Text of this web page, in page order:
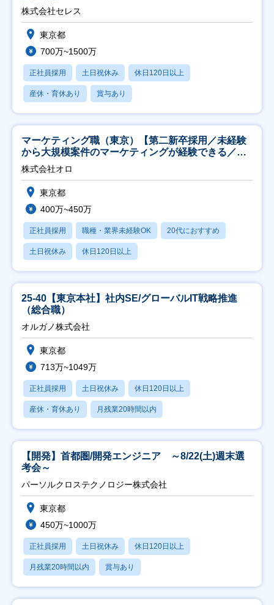
株式会社セレス
東京都
700万~1500万
正社員採用 土日祝休み 休日120日以上
産休・育休あり 賞与あり
マーケティング職（東京）【第二新卒採用／未経験
から大規模案件のマーケティングが経験できる／研
修充実】
株式会社オロ
東京都
400万~450万
正社員採用 職種・業界未経験OK 20代におすすめ
土日祝休み 休日120日以上
25-40【東京本社】社内SE/グローバルIT戦略推進
（総合職）
オルガノ株式会社
東京都
713万~1049万
正社員採用 土日祝休み 休日120日以上
産休・育休あり 月残業20時間以内
【開発】首都圏/開発エンジニア ～8/22(土)週末選
考会～
パーソルクロステクノロジー株式会社
東京都
450万~1000万
正社員採用 土日祝休み 休日120日以上
月残業20時間以内 賞与あり